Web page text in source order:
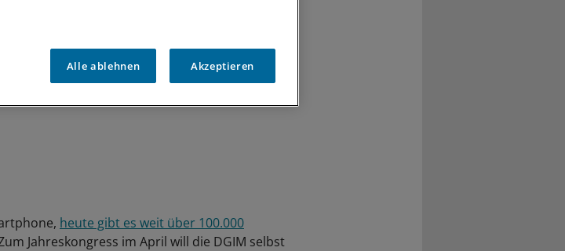
heute gibt es weit über 100.000
Jahreskongress im April will die DGIM selbst
Alle ablehnen Akzeptieren